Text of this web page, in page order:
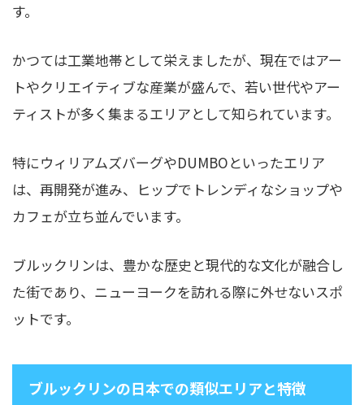
す。
かつては工業地帯として栄えましたが、現在ではアー
トやクリエイティブな産業が盛んで、若い世代やアー
ティストが多く集まるエリアとして知られています。
特にウィリアムズバーグやDUMBOといったエリア
は、再開発が進み、ヒップでトレンディなショップや
カフェが立ち並んでいます。
ブルックリンは、豊かな歴史と現代的な文化が融合し
た街であり、ニューヨークを訪れる際に外せないスポ
ットです。
ブルックリンの日本での類似エリアと特徴